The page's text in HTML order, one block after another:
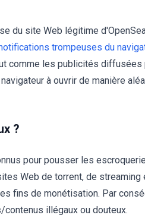
du site Web légitime
trompeuses du
comme les publicités diffusées
à ouvrir de manière
?
pour pousser les
Web de torrent, de streaming
fins de monétisation. Par
illégaux ou douteux.